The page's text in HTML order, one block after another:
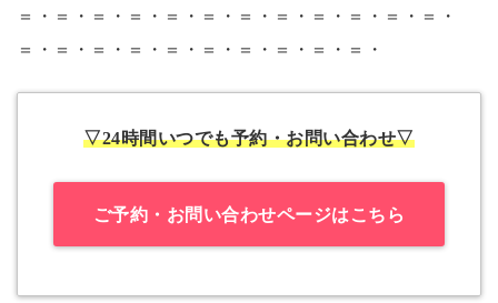
＝・＝・＝・＝・＝・＝・＝・＝・＝・＝・＝・＝・
＝・＝・＝・＝・＝・＝・＝・＝・＝・＝・
▽24時間いつでも予約・お問い合わせ▽
ご予約・お問い合わせページはこちら